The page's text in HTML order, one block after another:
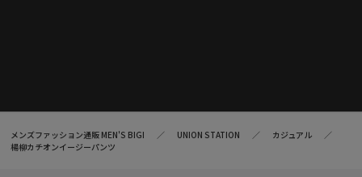
メンズファッション通販 MEN'S BIGI UNION STATION
カジュアル
楊柳カチオンイージーパンツ